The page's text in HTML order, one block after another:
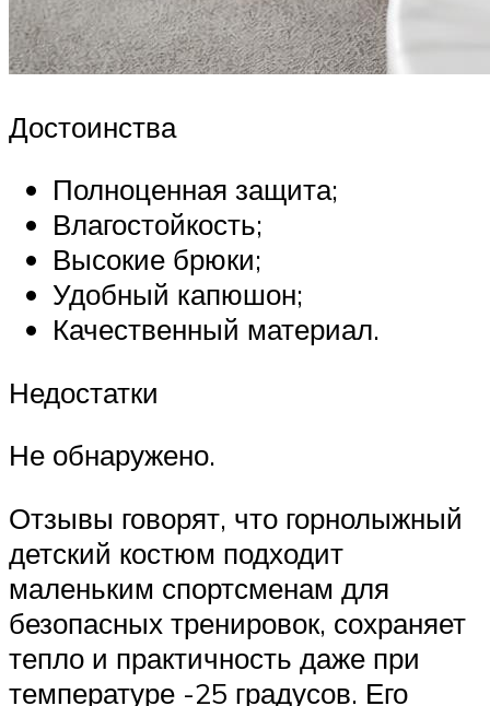
Достоинства
Полноценная защита;
Влагостойкость;
Высокие брюки;
Удобный капюшон;
Качественный материал.
Недостатки
Не обнаружено.
Отзывы говорят, что горнолыжный
детский костюм подходит
маленьким спортсменам для
безопасных тренировок, сохраняет
тепло и практичность даже при
температуре -25 градусов. Его